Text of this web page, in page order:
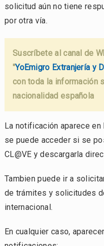
solicitud aún no tiene
por otra vía.
Suscríbete al canal de
"YoEmigro Extranjería y
con toda la información
nacionalidad española
La notificación aparece en
se puede acceder si se
CL@VE y descargarla
Tambien puede ir a
de trámites y solicitudes
internacional.
En cualquier caso,